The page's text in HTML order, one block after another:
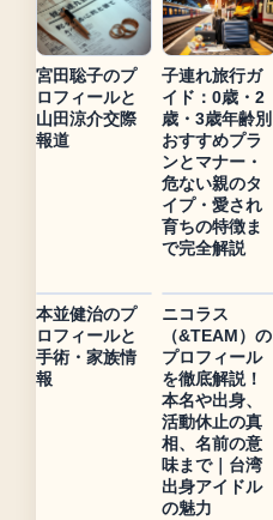
宮田聡子のプ
ロフィールと
山田涼介交際
報道
子連れ旅行ガ
イド：0歳・2
歳・3歳年齢別
おすすめプラ
ンとマナー・
危ない親のタ
イプ・愛され
育ちの特徴ま
で完全解説
本並健治のプ
ロフィールと
手術・家族情
報
ニコラス
（&TEAM）の
プロフィール
を徹底解説！
本名や出身、
活動休止の真
相、名前の意
味まで｜台湾
出身アイドル
の魅力